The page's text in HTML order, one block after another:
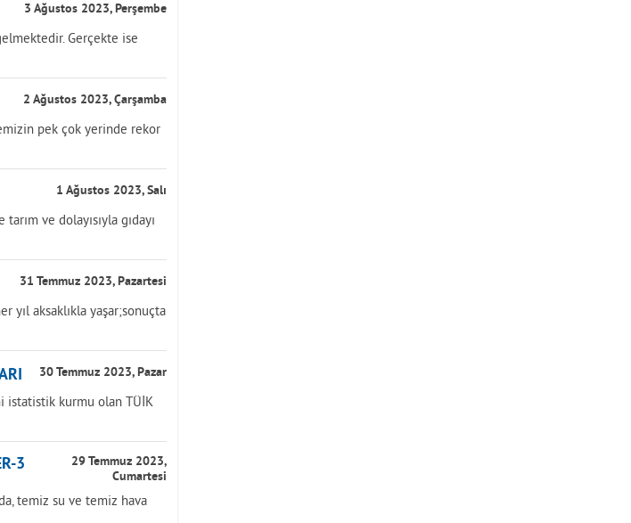
3 Ağustos 2023, Perşembe
Gerçekte ise
2 Ağustos 2023, Çarşamba
pek çok yerinde rekor
1 Ağustos 2023, Salı
ve dolayısıyla gıdayı
31 Temmuz 2023, Pazartesi
yıl aksaklıkla yaşar;sonuçta
30 Temmuz 2023, Pazar
istatistik kurmu olan TÜİK
3
29 Temmuz 2023,
Cumartesi
temiz su ve temiz hava